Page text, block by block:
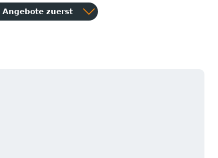
Angebote zuerst